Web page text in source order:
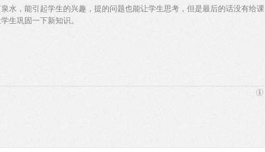
水，能引起学生的兴趣，提的问题也能让学生思考，但是最后的话没有给课
生巩固一下新知识。